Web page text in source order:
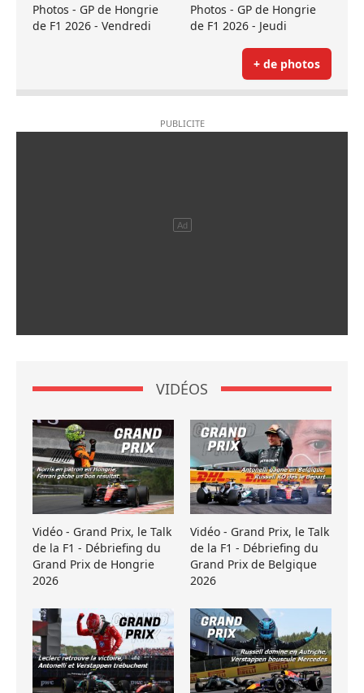
Photos - GP de Hongrie
de F1 2026 - Vendredi
Photos - GP de Hongrie
de F1 2026 - Jeudi
+ de photos
VIDÉOS
Vidéo - Grand Prix, le Talk
de la F1 - Débriefing du
Grand Prix de Hongrie
2026
Vidéo - Grand Prix, le Talk
de la F1 - Débriefing du
Grand Prix de Belgique
2026